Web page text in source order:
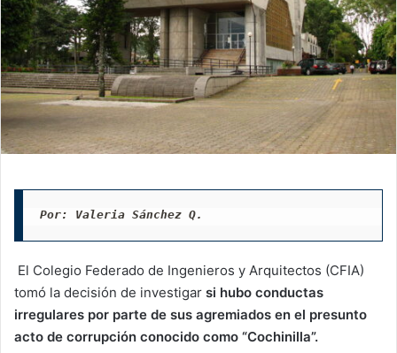
Por: Valeria Sánchez Q.
El Colegio Federado de Ingenieros y Arquitectos (CFIA)
tomó la decisión de investigar si hubo conductas
irregulares por parte de sus agremiados en el presunto
acto de corrupción conocido como “Cochinilla”.